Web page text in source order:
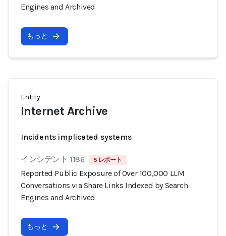
Engines and Archived
もっと
Entity
Internet Archive
Incidents implicated systems
インシデント 1186 5 レポート
Reported Public Exposure of Over 100,000 LLM
Conversations via Share Links Indexed by Search
Engines and Archived
もっと